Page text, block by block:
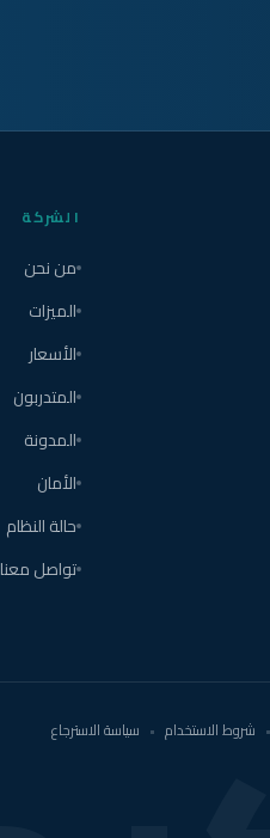
الشركة
من نحن
الميزات
الأسعار
المتدربون
المدونة
الأمان
حالة النظام
تواصل معنا
• شروط الاستخدام • سياسة الاسترجاع